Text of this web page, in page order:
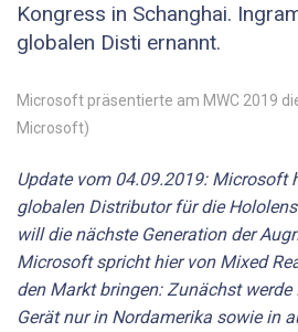
Kongress in Schanghai.
globalen Disti ernannt.
Microsoft präsentierte am MWC 2019
Microsoft)
Update vom 04.09.2019: Microsoft
globalen Distributor für die
will die nächste Generation der
Microsoft spricht hier von Mixed
den Markt bringen: Zunächst
Gerät nur in Nordamerika sowie in